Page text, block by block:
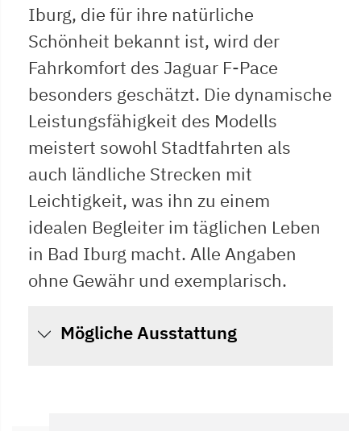
Iburg, die für ihre natürliche
Schönheit bekannt ist, wird der
Fahrkomfort des Jaguar F-Pace
besonders geschätzt. Die dynamische
Leistungsfähigkeit des Modells
meistert sowohl Stadtfahrten als
auch ländliche Strecken mit
Leichtigkeit, was ihn zu einem
idealen Begleiter im täglichen Leben
in Bad Iburg macht. Alle Angaben
ohne Gewähr und exemplarisch.
Mögliche Ausstattung